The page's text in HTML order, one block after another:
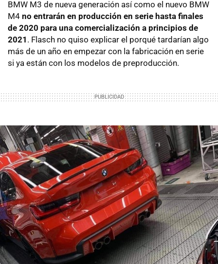
BMW M3 de nueva generación así como el nuevo BMW
M4 no entrarán en producción en serie hasta finales
de 2020 para una comercialización a principios de
2021 . Flasch no quiso explicar el porqué tardarían algo
más de un año en empezar con la fabricación en serie
si ya están con los modelos de preproducción.